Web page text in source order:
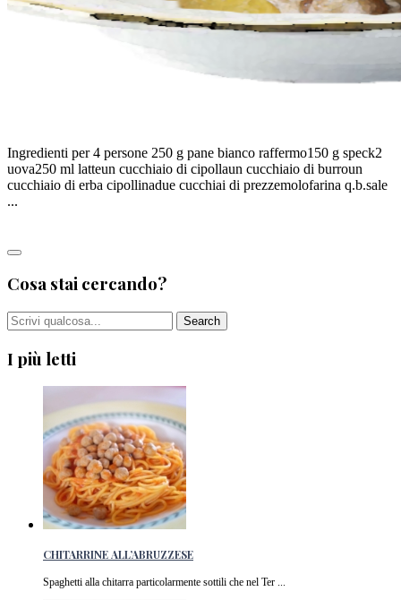
Ingredienti per 4 persone 250 g pane bianco raffermo150 g speck2
uova250 ml latteun cucchiaio di cipollaun cucchiaio di burroun
cucchiaio di erba cipollinadue cucchiai di prezzemolofarina q.b.sale
...
Cosa stai cercando?
I più letti
CHITARRINE ALL’ABRUZZESE
Spaghetti alla chitarra particolarmente sottili che nel Ter ...